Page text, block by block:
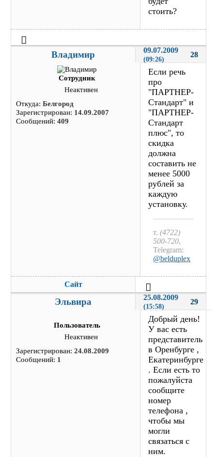
стоить?
28
Владимир 09.07.2009
(09:26)
Сотрудник
Неактивен
Откуда:Белгород
Зарегистрирован: 14.09.2007
Сообщений:409
Если речь
про
"ПАРТНЕР-
Стандарт" и
"ПАРТНЕР-
Стандарт
плюс", то
скидка
должна
составить не
менее 5000
рублей за
каждую
установку.
т.(4722)
500-720,
Telegram:
@belduplex
Сайт
29
Эльвира 25.08.2009
(15:58)
Пользователь
Неактивен
Зарегистрирован:24.08.2009
Сообщений: 1
Добрый день!
У вас есть
представитель
в Оренбурге ,
Екатеринбурге
. Если есть то
пожалуйста
сообщите
номер
телефона ,
чтобы мы
могли
связаться с
ним.